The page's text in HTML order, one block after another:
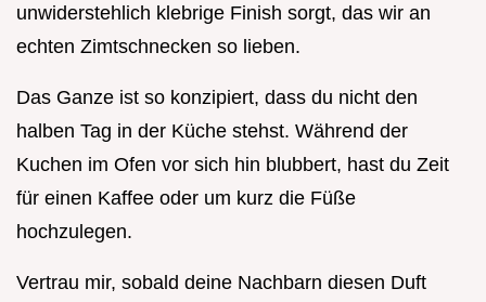
unwiderstehlich klebrige Finish sorgt, das wir an
echten Zimtschnecken so lieben.
Das Ganze ist so konzipiert, dass du nicht den
halben Tag in der Küche stehst. Während der
Kuchen im Ofen vor sich hin blubbert, hast du Zeit
für einen Kaffee oder um kurz die Füße
hochzulegen.
Vertrau mir, sobald deine Nachbarn diesen Duft